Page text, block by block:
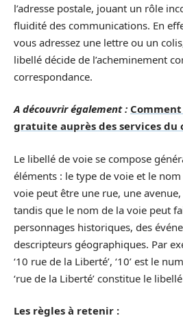
l’adresse postale, jouant un rôle
fluidité des communications. En
vous adressez une lettre ou un
libellé décide de l’acheminement
correspondance.
A découvrir également :
gratuite auprès des services du
Le libellé de voie se compose
éléments : le type de voie et le
voie peut être une rue, une
tandis que le nom de la voie peut
personnages historiques, des
descripteurs géographiques. Par
‘10 rue de la Liberté’, ‘10’ est le
‘rue de la Liberté’ constitue le
Les règles à retenir :